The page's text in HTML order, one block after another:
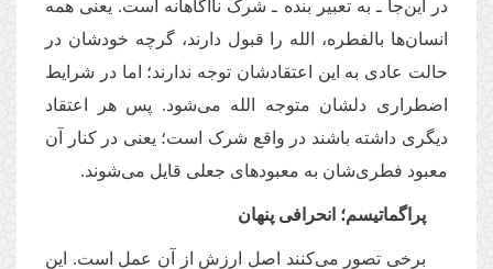
در این‌جا ـ به تعبیر بنده ـ شرک ناآگاهانه است. یعنی همه
انسان‌ها بالفطره، الله را قبول دارند، گرچه خودشان در
حالت عادی به این اعتقادشان توجه ندارند؛ اما در شرایط
اضطراری دلشان متوجه الله می‌شود. پس هر اعتقاد
دیگری داشته باشند در واقع شرک است؛ یعنی در کنار آن
معبود فطری‌شان به معبودهای جعلی قایل می‌شوند.
پراگماتیسم؛ انحرافی پنهان
برخی تصور می‌کنند اصل ارزش از آنِ عمل است. این